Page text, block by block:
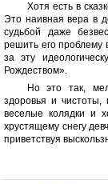
Хотя есть в
Это наивная вера в
судьбой даже
решить его проблему
за эту
Рождеством».
Но это так,
здоровья и чистоты,
веселые колядки и
хрустящему снегу
приветствуя